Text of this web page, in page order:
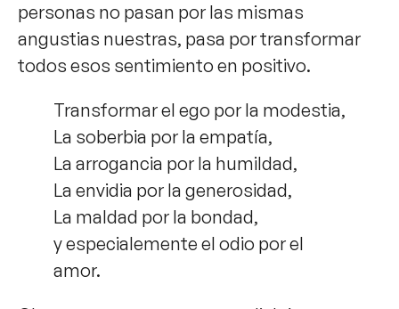
personas no pasan por las mismas
angustias nuestras, pasa por transformar
todos esos sentimiento en positivo.
Transformar el ego por la modestia,
La soberbia por la empatía,
La arrogancia por la humildad,
La envidia por la generosidad,
La maldad por la bondad,
y especialemente el odio por el
amor.